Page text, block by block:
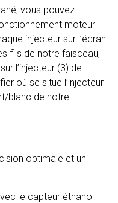
vous pouvez
moteur
injecteur sur l’écran
fils de notre faisceau,
l’injecteur (3) de
où se situe l’injecteur
blanc de notre
optimale et un
le capteur éthanol